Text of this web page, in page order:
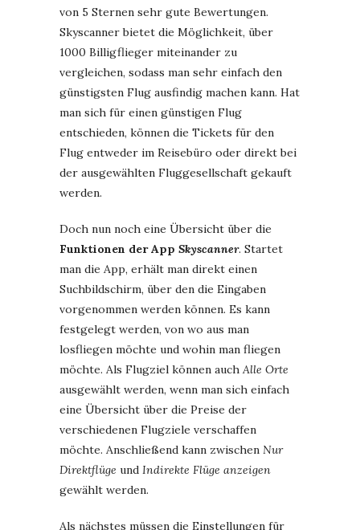
von 5 Sternen sehr gute Bewertungen.
Skyscanner bietet die Möglichkeit, über
1000 Billigflieger miteinander zu
vergleichen, sodass man sehr einfach den
günstigsten Flug ausfindig machen kann. Hat
man sich für einen günstigen Flug
entschieden, können die Tickets für den
Flug entweder im Reisebüro oder direkt bei
der ausgewählten Fluggesellschaft gekauft
werden.
Doch nun noch eine Übersicht über die
Funktionen der App Skyscanner. Startet
man die App, erhält man direkt einen
Suchbildschirm, über den die Eingaben
vorgenommen werden können. Es kann
festgelegt werden, von wo aus man
losfliegen möchte und wohin man fliegen
möchte. Als Flugziel können auch Alle Orte
ausgewählt werden, wenn man sich einfach
eine Übersicht über die Preise der
verschiedenen Flugziele verschaffen
möchte. Anschließend kann zwischen Nur
Direktflüge und Indirekte Flüge anzeigen
gewählt werden.
Als nächstes müssen die Einstellungen für